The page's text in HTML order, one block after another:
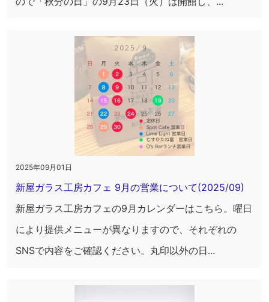
2025年09月01日
新屋ガラス工房カフェ 9月の営業について(2025/09)
新屋ガラス工房カフェの9月カレンダーはこちら。曜日
により提供メニューが異なりますので、それぞれの
SNSで内容をご確認ください。丸印以外の日...